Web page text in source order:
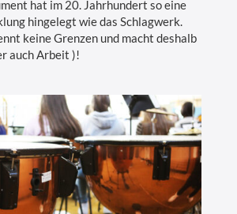
hat im 20. Jahrhundert so eine
hingelegt wie das Schlagwerk.
keine Grenzen und macht deshalb
auch Arbeit )!